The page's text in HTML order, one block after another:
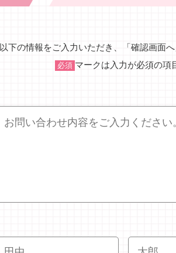
以下の情報をご入力いただき、「確認画面
必須 マークは入力が必須の項